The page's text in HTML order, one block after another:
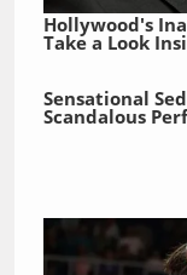
Hollywood's
Take a Look
Sensational
Scandalous